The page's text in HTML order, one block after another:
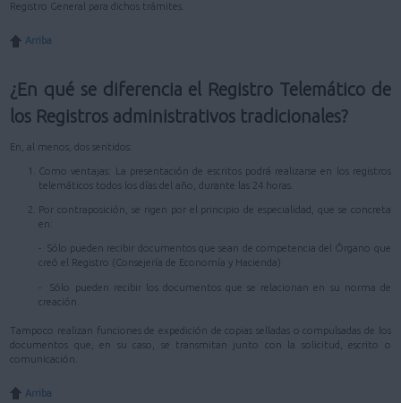
Registro General para dichos trámites.
Arriba
¿En qué se diferencia el Registro Telemático de
los Registros administrativos tradicionales?
En, al menos, dos sentidos:
Como ventajas: La presentación de escritos podrá realizarse en los registros
telemáticos todos los días del año, durante las 24 horas.
Por contraposición, se rigen por el principio de especialidad, que se concreta
en:
- Sólo pueden recibir documentos que sean de competencia del Órgano que
creó el Registro (Consejería de Economía y Hacienda)
- Sólo pueden recibir los documentos que se relacionan en su norma de
creación.
Tampoco realizan funciones de expedición de copias selladas o compulsadas de los
documentos que, en su caso, se transmitan junto con la solicitud, escrito o
comunicación.
Arriba